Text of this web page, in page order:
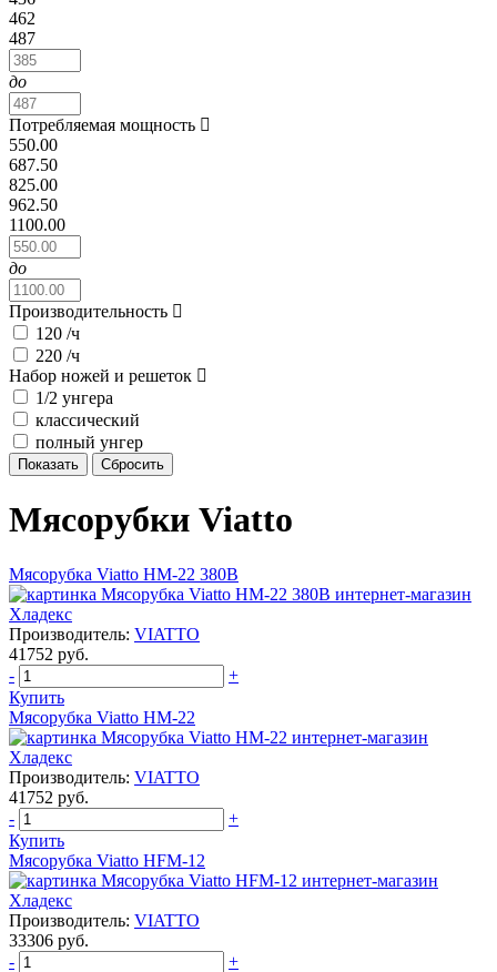
462
487
до
Потребляемая мощность
550.00
687.50
825.00
962.50
1100.00
до
Производительность
120 /ч
220 /ч
Набор ножей и решеток
1/2 унгера
классический
полный унгер
Мясорубки Viatto
Мясорубка Viatto HM-22 380В
Производитель: VIATTO
41752 руб.
-
+
Купить
Мясорубка Viatto HM-22
Производитель: VIATTO
41752 руб.
-
+
Купить
Мясорубка Viatto HFM-12
Производитель: VIATTO
33306 руб.
-
+